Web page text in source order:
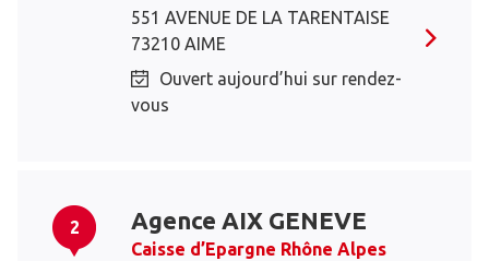
551 AVENUE DE LA TARENTAISE
73210 AIME
Ouvert aujourd’hui sur rendez-
vous
2 Agence AIX GENEVE
Caisse d’Epargne Rhône Alpes